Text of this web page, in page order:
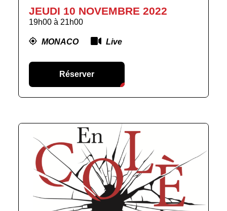
JEUDI 10 NOVEMBRE 2022
19h00 à 21h00
MONACO Live
Réserver